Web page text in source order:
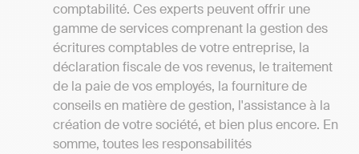
comptabilité. Ces experts peuvent offrir une
gamme de services comprenant la gestion des
écritures comptables de votre entreprise, la
déclaration fiscale de vos revenus, le traitement
de la paie de vos employés, la fourniture de
conseils en matière de gestion, l'assistance à la
création de votre société, et bien plus encore. En
somme, toutes les responsabilités